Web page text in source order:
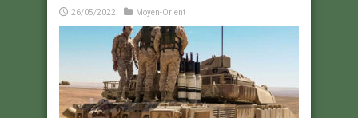
26/05/2022 Moyen-Orient